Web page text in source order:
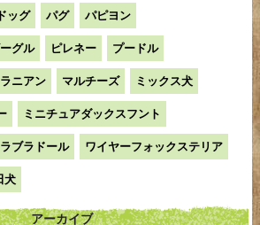
ッグ パグ パピヨン
グル ピレネー プードル
ニアン マルチーズ ミックス犬
ミニチュアダックスフント
ラブラドール ワイヤーフォックステリア
犬
アーカイブ